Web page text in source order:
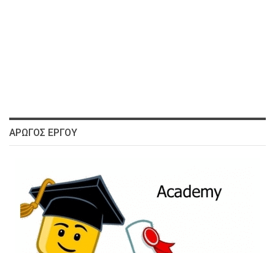
ΑΡΩΓΌΣ ΈΡΓΟΥ